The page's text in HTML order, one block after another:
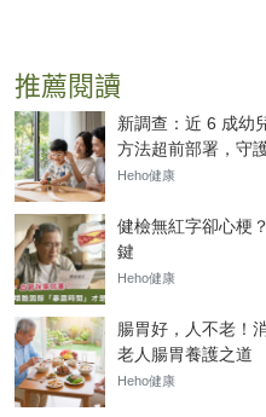
推薦閱讀